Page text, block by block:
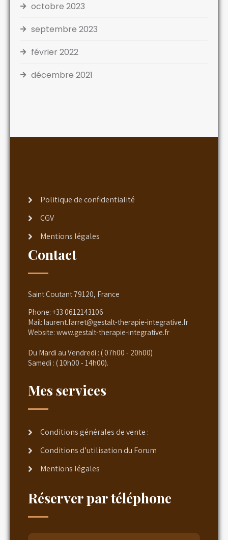
octobre 2023
septembre 2023
février 2022
décembre 2021
Politique de confidentialité
CGV
Mentions légales
Contact
Saint Coutant 79120, France
Phone: +33 0612143106
Mail: laurent.farret@gestalt-therapie-integrative.fr
Website: www.gestalt-therapie-integrative.fr
Du Mardi au Vendredi : ( 07h00 - 20h00)
Samedi : ( 10h00 - 14h00).
Mes services
Conditions générales de vente :
Conditions d’utilisation du Forum
Mentions légales
Réserver par téléphone